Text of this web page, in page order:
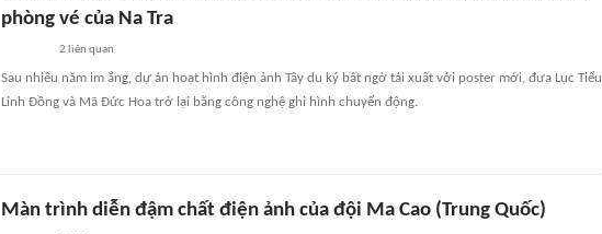
phòng vé của Na Tra
2 liên quan
Sau nhiều năm im ắng, dự án hoạt hình điện ảnh Tây du ký bất ngờ tái xuất với poster mới, đưa Lục Tiểu
Linh Đồng và Mã Đức Hoa trở lại bằng công nghệ ghi hình chuyển động.
Màn trình diễn đậm chất điện ảnh của đội Ma Cao (Trung Quốc)